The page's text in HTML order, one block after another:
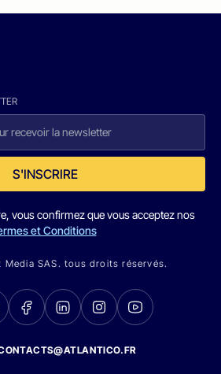
S'INSCRIRE
vous confirmez que vous acceptez nos
et Conditions
SAS. tous droits réservés.